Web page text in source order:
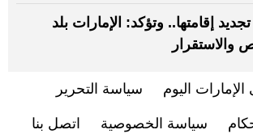
تجديد إقامتها.. وتؤكد: الإمارات بلد
والاستقرار
اليوم سياسة التحرير
سياسة الخصوصية اتصل بنا